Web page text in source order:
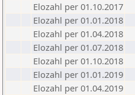
Elozahl per 01.10.2017
Elozahl per 01.01.2018
Elozahl per 01.04.2018
Elozahl per 01.07.2018
Elozahl per 01.10.2018
Elozahl per 01.01.2019
Elozahl per 01.04.2019